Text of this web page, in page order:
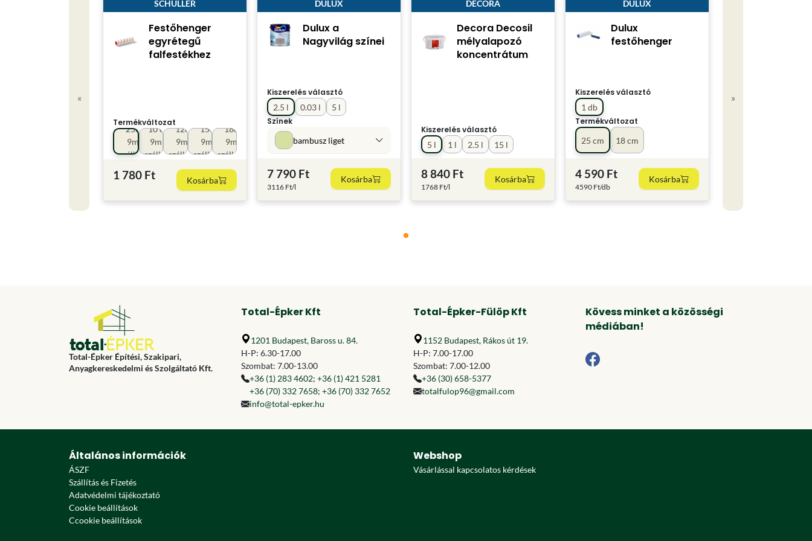
«
SCHULLER
Festőhenger
egyrétegű
falfestékhez
Termékváltozat
10 cm
9mm
szálhoss
12cm
9mm
szálhossz
15cm
9mm
szálhossz
18cm
9mm
szálhossz
25cm
9mm
szálhossz
1 780 Ft Kosárba
DULUX
Dulux a
Nagyvilág színei
Kiszerelés választó
0.03 l
2.5 l
5 l
Színek
bambusz liget
7 790 Ft
3116 Ft/l
Kosárba
DECORA
Decora Decosil
mélyalapozó
koncentrátum
Kiszerelés választó
1 l
2.5 l
5 l 15 l
8 840 Ft
1768 Ft/l
Kosárba
DULUX
Dulux
festőhenger
Kiszerelés választó
1 db
Termékváltozat
18 cm
25 cm
4 590 Ft
4590 Ft/db
Kosárba
»
Total-Épker Építési, Szakipari,
Anyagkereskedelmi és Szolgáltató Kft.
Total-Épker Kft
1201 Budapest, Baross u. 84.
H-P: 6.30-17.00
Szombat: 7.00-13.00
+36 (1) 283 4602; +36 (1) 421 5281
+36 (70) 332 7658; +36 (70) 332 7652
info@total-epker.hu
Total-Épker-Fülöp Kft
1152 Budapest, Rákos út 19.
H-P: 7.00-17.00
Szombat: 7.00-12.00
+36 (30) 658-5377
totalfulop96@gmail.com
Kövess minket a közösségi
médiában!
Általános információk
ÁSZF
Szállítás és Fizetés
Adatvédelmi tájékoztató
Cookie beállítások
Ccookie beállítások
Webshop
Vásárlással kapcsolatos kérdések